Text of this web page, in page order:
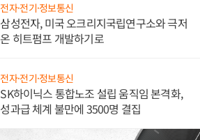
전자·전기·정보통신
삼성전자, 미국 오크리지국립연구소와 극저
온 히트펌프 개발하기로
전자·전기·정보통신
SK하이닉스 통합노조 설립 움직임 본격화,
성과급 체계 불만에 3500명 결집